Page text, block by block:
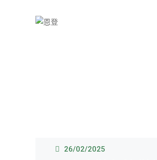
26/02/2025